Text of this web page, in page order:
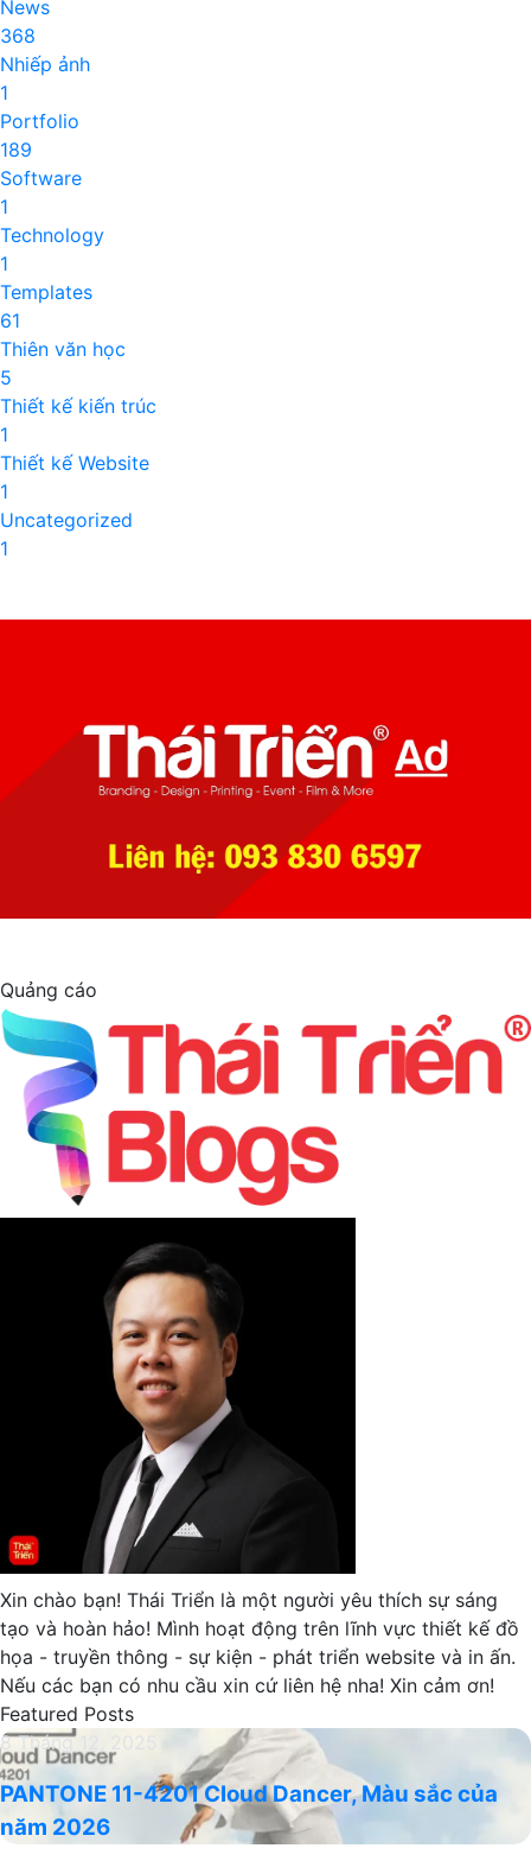
News
368
Nhiếp ảnh
1
Portfolio
189
Software
1
Technology
1
Templates
61
Thiên văn học
5
Thiết kế kiến trúc
1
Thiết kế Website
1
Uncategorized
1
Quảng cáo
Xin chào bạn! Thái Triển là một người yêu thích sự sáng
tạo và hoàn hảo! Mình hoạt động trên lĩnh vực thiết kế đồ
họa - truyền thông - sự kiện - phát triển website và in ấn.
Nếu các bạn có nhu cầu xin cứ liên hệ nha! Xin cảm ơn!
Featured Posts
PANTONE
11-
4201
Cloud
8 Tháng 12, 2025
PANTONE 11-4201 Cloud Dancer, Màu sắc của
năm 2026